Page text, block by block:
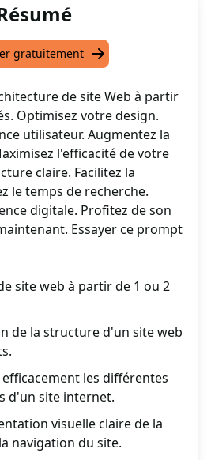
gratuitement
de site Web à partir
Optimisez votre design.
utilisateur. Augmentez la
l'efficacité de votre
claire. Facilitez la
le temps de recherche.
digitale. Profitez de son
Essayer ce prompt
site web à partir de 1 ou 2
de la structure d'un site web
les différentes
d'un site internet.
visuelle claire de la
navigation du site.